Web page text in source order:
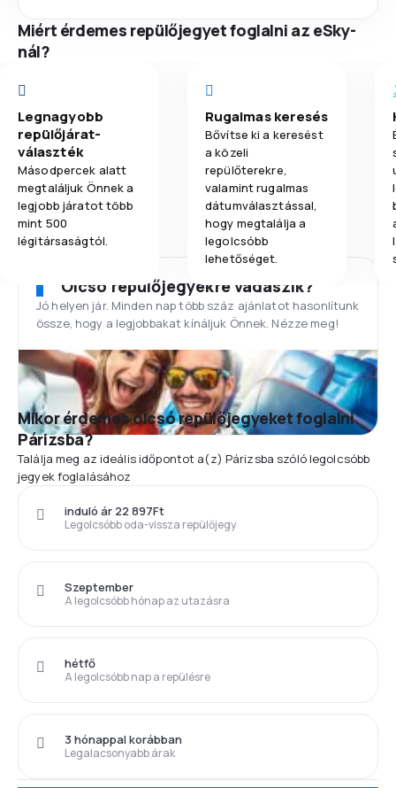
Miért érdemes repülőjegyet foglalni az eSky-
nál?
Legnagyobb
repülőjárat-
választék
Másodpercek alatt
megtaláljuk Önnek a
legjobb járatot több
mint 500
légitársaságtól.
Rugalmas keresés
Bővítse ki a keresést
a közeli
repülőterekre,
valamint rugalmas
dátumválasztással,
hogy megtalálja a
legolcsóbb
lehetőséget.
Olcsó repülőjegyekre vadászik?
Jó helyen jár. Minden nap több száz ajánlatot hasonlítunk
össze, hogy a legjobbakat kínáljuk Önnek. Nézze meg!
Mikor érdemes olcsó repülőjegyeket foglalni
Párizsba?
Találja meg az ideális időpontot a(z) Párizsba szóló legolcsóbb
jegyek foglalásához
Legolcsóbb oda-vissza repülőjegy
induló ár 22 897Ft
A legolcsóbb hónap az utazásra
Szeptember
A legolcsóbb nap a repülésre
hétfő
Legalacsonyabb árak
3 hónappal korábban